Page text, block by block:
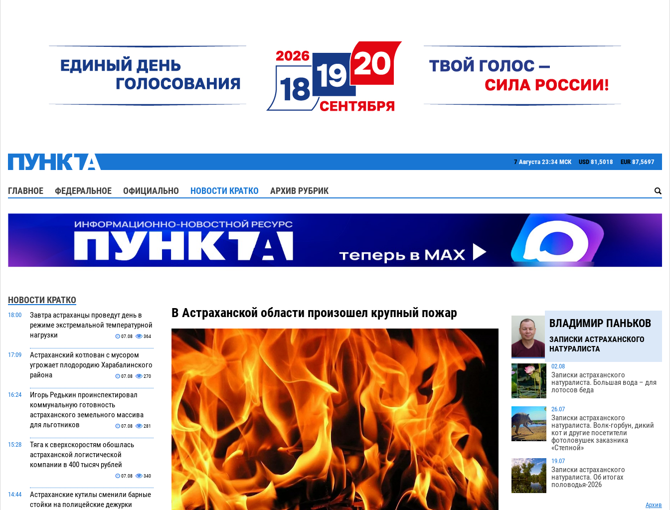
7 Августа 23:34 МСК USD 81,5018 EUR 87,5697
ГЛАВНОЕ ФЕДЕРАЛЬНОЕ ОФИЦИАЛЬНО НОВОСТИ КРАТКО АРХИВ РУБРИК
НОВОСТИ КРАТКО
18:00
Завтра астраханцы проведут день в
режиме экстремальной температурной
нагрузки
07.08 364
17:09
Астраханский котлован с мусором
угрожает плодородию Харабалинского
района
07.08 270
16:24
Игорь Редькин проинспектировал
коммунальную готовность
астраханского земельного массива
для льготников
07.08 281
15:28
Тяга к сверхскоростям обошлась
астраханской логистической
компании в 400 тысяч рублей
07.08 340
14:44
Астраханские кутилы сменили барные
стойки на полицейские дежурки
В Астраханской области произошел крупный пожар
ВЛАДИМИР ПАНЬКОВ
ЗАПИСКИ АСТРАХАНСКОГО
НАТУРАЛИСТА
02.08
Записки астраханского
натуралиста. Большая вода – для
лотосов беда
26.07
Записки астраханского
натуралиста. Волк-горбун, дикий
кот и другие посетители
фотоловушек заказника
«Степной»
19.07
Записки астраханского
натуралиста. Об итогах
половодья-2026
Архив